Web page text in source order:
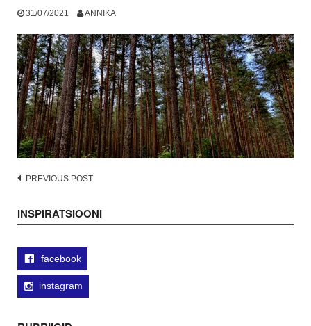
31/07/2021 ANNIKA
Post
PREVIOUS POST
INSPIRATSIOONI
facebook
instagram